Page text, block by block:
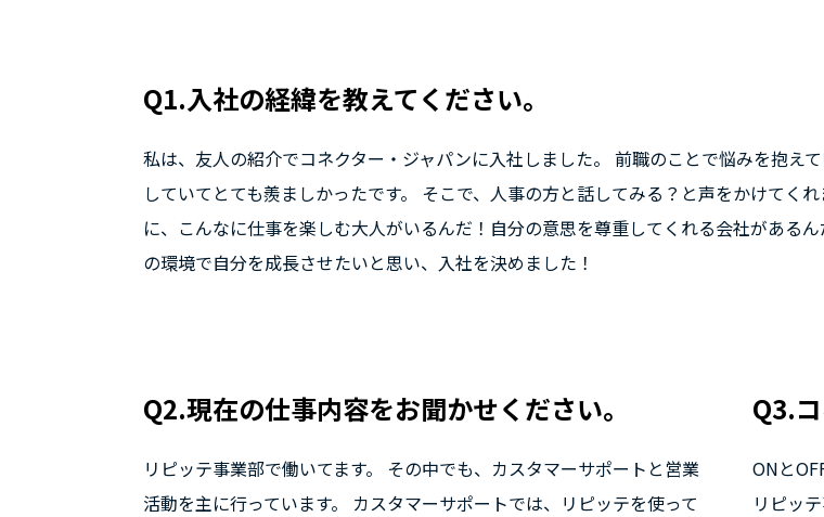
Q1.入社の経緯を教えてください。
私は、友人の紹介でコネクター・ジャパンに入社しました。 前職のことで悩みを抱え
していてとても羨ましかったです。 そこで、人事の方と話してみる？と声をかけてく
に、こんなに仕事を楽しむ大人がいるんだ！自分の意思を尊重してくれる会社がある
の環境で自分を成長させたいと思い、入社を決めました！
Q2.現在の仕事内容をお聞かせください。
リピッテ事業部で働いてます。 その中でも、カスタマーサポートと営業
活動を主に行っています。 カスタマーサポートでは、リピッテを使って
Q3.
ONと
リピッ